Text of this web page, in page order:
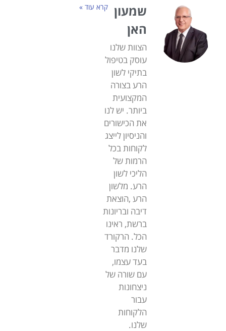
שמעון
האן
הצוות שלנו
עוסק בטיפול
בתיקי לשון
הרע בצורה
המקצועית
ביותר. יש לנו
את הכישורים
והניסיון לייצג
לקוחות בכל
הרמות של
הליכי לשון
הרע. מלשון
הרע ,הוצאת
דיבה ובריונות
ברשת, ראינו
הכל. הרקורד
שלנו מדבר
בעד עצמו,
עם שורה של
ניצחונות
עבור
הלקוחות
שלנו.
קרא עוד »